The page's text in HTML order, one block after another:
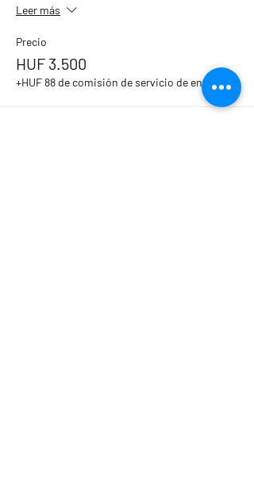
Leer más
Precio
HUF 3.500
+HUF 88 de comisión de servicio de entradas